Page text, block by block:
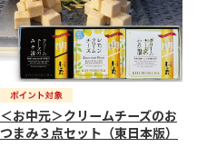
＜お中元＞クリームチーズのお
つまみ３点セット（東日本版）